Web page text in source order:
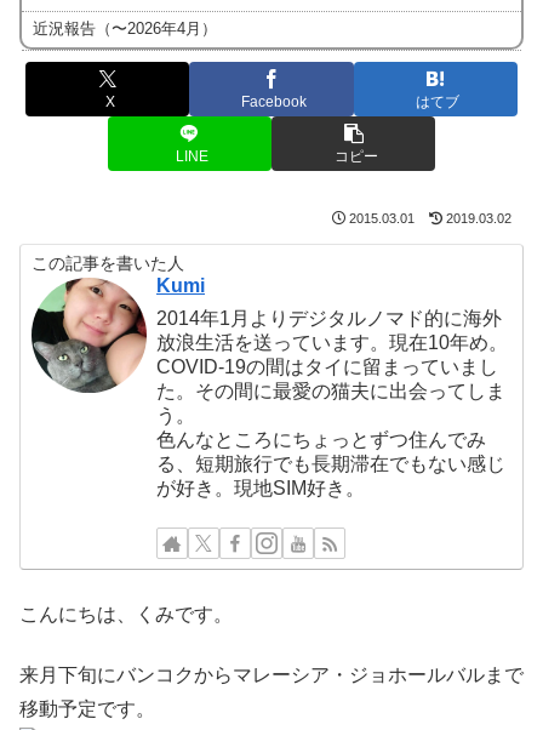
近況報告（〜2026年4月）
X Facebook はてブ
LINE コピー
2015.03.01 2019.03.02
この記事を書いた人
Kumi
2014年1月よりデジタルノマド的に海外
放浪生活を送っています。現在10年め。
COVID-19の間はタイに留まっていまし
た。その間に最愛の猫夫に出会ってしま
う。
色んなところにちょっとずつ住んでみ
る、短期旅行でも長期滞在でもない感じ
が好き。現地SIM好き。
こんにちは、くみです。
来月下旬にバンコクからマレーシア・ジョホールバルまで
移動予定です。